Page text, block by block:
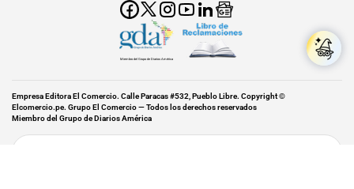
Miembro del Grupo de Diarios América
Empresa Editora El Comercio. Calle Paracas #532, Pueblo Libre. Copyright ©
Elcomercio.pe. Grupo El Comercio — Todos los derechos reservados
Miembro del Grupo de Diarios América